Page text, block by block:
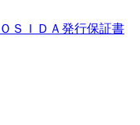
ＳＩＤＡ発行保証書